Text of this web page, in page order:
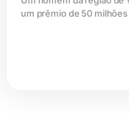
um prêmio de 50